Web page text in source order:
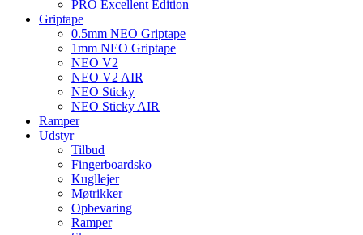
PRO Excellent Edition
Griptape
0.5mm NEO Griptape
1mm NEO Griptape
NEO V2
NEO V2 AIR
NEO Sticky
NEO Sticky AIR
Ramper
Udstyr
Tilbud
Fingerboardsko
Kugllejer
Møtrikker
Opbevaring
Ramper